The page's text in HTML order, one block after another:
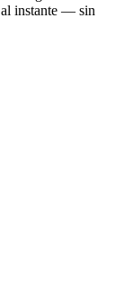
al instante — sin